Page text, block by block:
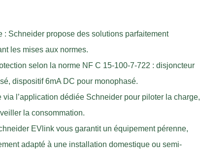
: Schneider propose des solutions parfaitement
les mises aux normes.
selon la norme NF C 15-100-7-722 : disjoncteur
dispositif 6mA DC pour monophasé.
l’application dédiée Schneider pour piloter la charge,
la consommation.
EVlink vous garantit un équipement pérenne,
adapté à une installation domestique ou semi-